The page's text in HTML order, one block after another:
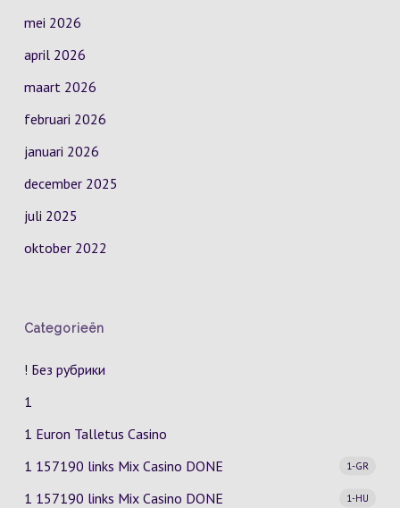
mei 2026
april 2026
maart 2026
februari 2026
januari 2026
december 2025
juli 2025
oktober 2022
Categorieën
! Без рубрики
1
1 Euron Talletus Casino
1 157190 links Mix Casino
1-GR
DONE
1 157190 links Mix Casino
1-HU
DONE